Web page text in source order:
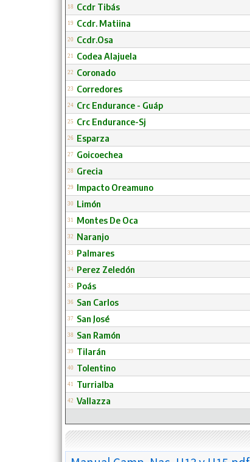
18 Ccdr Tibás
19 Ccdr. Matiina
20 Ccdr.Osa
21 Codea Alajuela
22 Coronado
23 Corredores
24 Crc Endurance - Guáp
25 Crc Endurance-Sj
26 Esparza
27 Goicoechea
28 Grecia
29 Impacto Oreamuno
30 Limón
31 Montes De Oca
32 Naranjo
33 Palmares
34 Perez Zeledón
35 Poás
36 San Carlos
37 San José
38 San Ramón
39 Tilarán
40 Tolentino
41 Turrialba
42 Vallazza